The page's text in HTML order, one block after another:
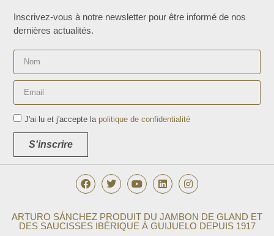
Inscrivez-vous à notre newsletter pour être informé de nos
dernières actualités.
J'ai lu et j'accepte la politique de confidentialité
S'inscrire
ARTURO SÁNCHEZ PRODUIT DU JAMBON DE GLAND ET
DES SAUCISSES IBÉRIQUE À GUIJUELO DEPUIS 1917